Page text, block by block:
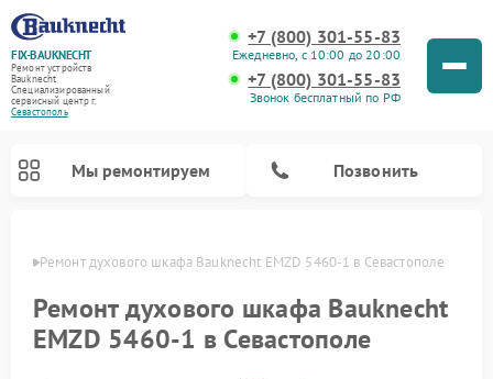
FIX-BAUKNECHT
Ремонт устройств
Bauknecht
Специализированный
cервисный центр г.
Севастополь
+7 (800) 301-55-83
Ежедневно, с 10:00 до 20:00
+7 (800) 301-55-83
Звонок бесплатный по РФ
Мы ремонтируем Позвонить
Ремонт духового шкафа Bauknecht EMZD 5460-1 в Севастополе
Ремонт духового шкафа Bauknecht
EMZD 5460-1 в Севастополе